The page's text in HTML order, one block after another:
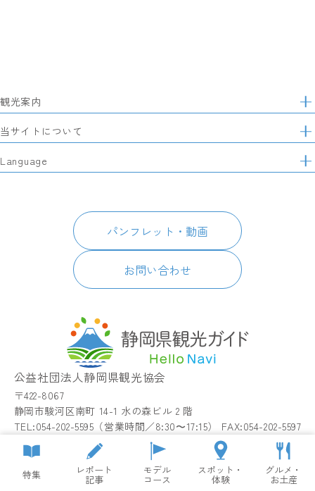
サ
イ
ト
マ
ッ
プ
観光案内
特集
モデルコース
当サイトについて
静岡県観光協会について
パンフレット・動画
Language
パンフレット・動画
お問い合わせ
公益社団法人静岡県観光協会
〒422-8067
静岡市駿河区南町 14-1 水の森ビル 2 階
TEL:054-202-5595（営業時間／8:30〜17:15） FAX:054-202-5597
copyright© Shizuoka Prefectural Tourism Association.
All rights reserved.
特集 レポート
記事
モデル
コース
スポット・
体験
グルメ・
お土産